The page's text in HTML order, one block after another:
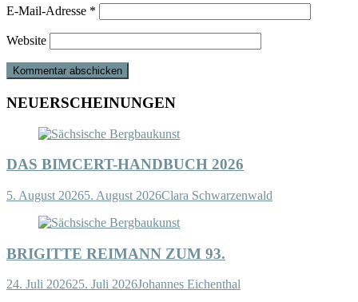
E-Mail-Adresse *
Website
NEUERSCHEINUNGEN
DAS BIMCERT-HANDBUCH 2026
5. August 20265. August 2026Clara Schwarzenwald
BRIGITTE REIMANN ZUM 93.
24. Juli 202625. Juli 2026Johannes Eichenthal